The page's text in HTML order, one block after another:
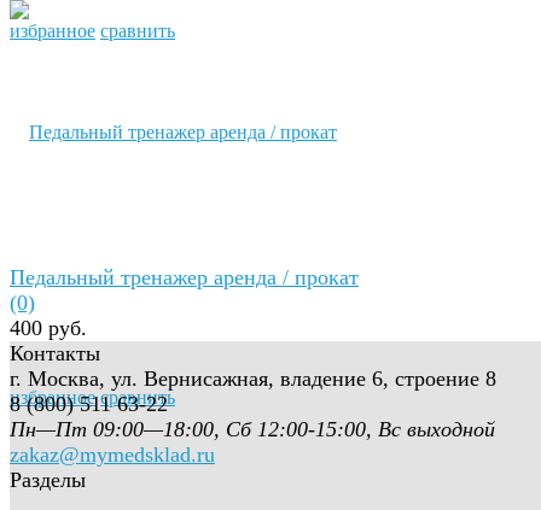
избранное сравнить
избранное сравнить
Педальный тренажер аренда / прокат
(0)
400 руб.
Контакты
г. Москва, ул. Вернисажная, владение 6, строение 8
8 (800) 511 63-22
Пн—Пт 09:00—18:00, Сб 12:00-15:00, Вс выходной
zakaz@mymedsklad.ru
Разделы